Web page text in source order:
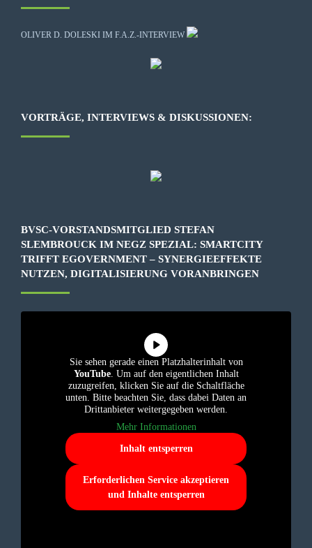
OLIVER D. DOLESKI IM F.A.Z.-INTERVIEW
VORTRÄGE, INTERVIEWS & DISKUSSIONEN:
BVSC-VORSTANDSMITGLIED STEFAN
SLEMBROUCK IM NEGZ SPEZIAL: SMARTCITY
TRIFFT EGOVERNMENT – SYNERGIEEFFEKTE
NUTZEN, DIGITALISIERUNG VORANBRINGEN
Sie sehen gerade einen Platzhalterinhalt von
YouTube. Um auf den eigentlichen Inhalt
zuzugreifen, klicken Sie auf die Schaltfläche
unten. Bitte beachten Sie, dass dabei Daten an
Drittanbieter weitergegeben werden.
Mehr Informationen
Inhalt entsperren
Erforderlichen Service akzeptieren
und Inhalte entsperren